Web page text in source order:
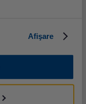
Afişare